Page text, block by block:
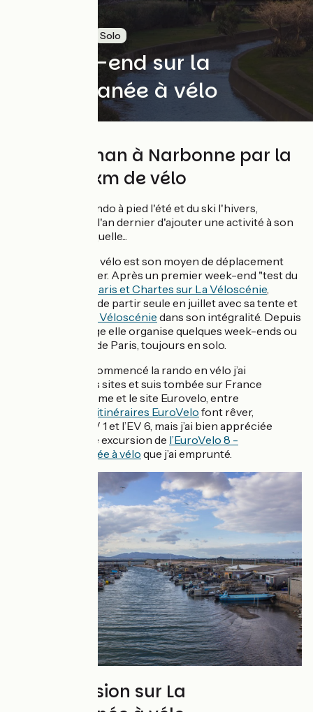
Solo
Un week-end sur la
Méditerranée à vélo
De Perpignan à Narbonne par la
côte, 180 km de vélo
Habituée de la rando à pied l'été et du ski l'hivers,
Florence décide l'an dernier d'ajouter une activité à son
arc et devinez laquelle...
Habitant Paris, le vélo est son moyen de déplacement
pour aller travailler. Après un premier week-end "test du
Paris et Chartes sur La Véloscénie,
Florence décide de partir seule en juillet avec sa tente et
La Véloscénie dans son intégralité. Depuis
ce premier voyage elle organise quelques week-ends ou
journées autour de Paris, toujours en solo.
Quand j’ai commencé la rando en vélo j’ai
cherché les sites et suis tombée sur France
Vélo Tourisme et le site Eurovelo, entre
itinéraires EuroVelo font rêver,
comme l’EV 1 et l’EV 6, mais j’ai bien appréciée
cette petite excursion de l’EuroVelo 8 -
Méditerranée à vélo que j’ai emprunté.
Son excursion sur La